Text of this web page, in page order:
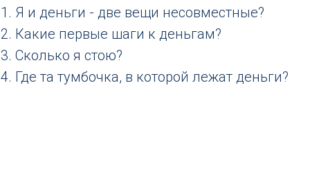
Я и деньги - две вещи несовместные?
Какие первые шаги к деньгам?
Сколько я стою?
Где та тумбочка, в которой лежат деньги?